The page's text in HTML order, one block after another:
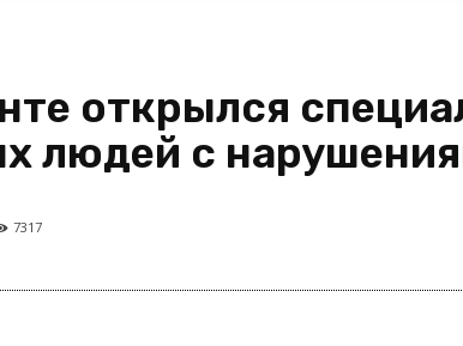
открылся
людей с
7317